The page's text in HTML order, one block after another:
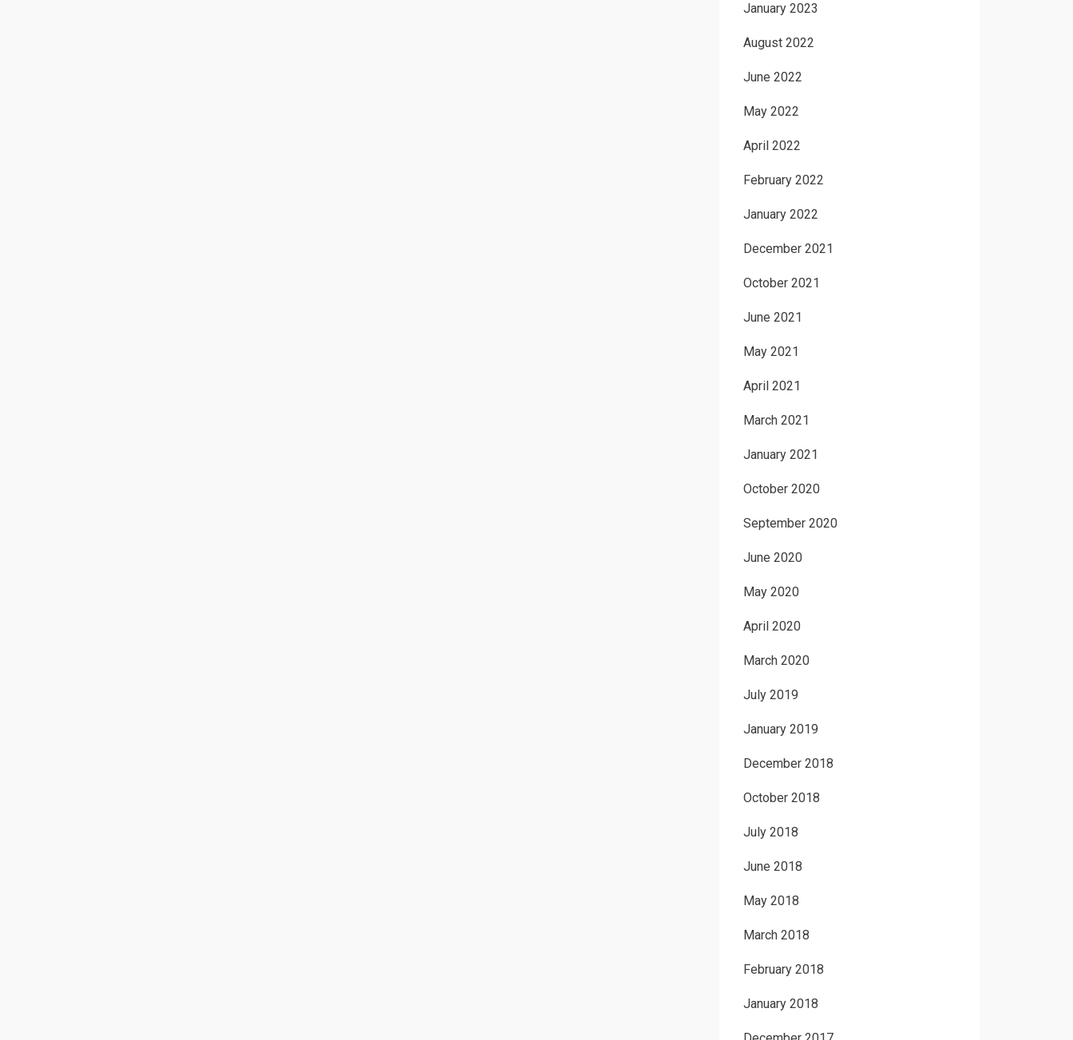
January 2023
August 2022
June 2022
May 2022
April 2022
February 2022
January 2022
December 2021
October 2021
June 2021
May 2021
April 2021
March 2021
January 2021
October 2020
September 2020
June 2020
May 2020
April 2020
March 2020
July 2019
January 2019
December 2018
October 2018
July 2018
June 2018
May 2018
March 2018
February 2018
January 2018